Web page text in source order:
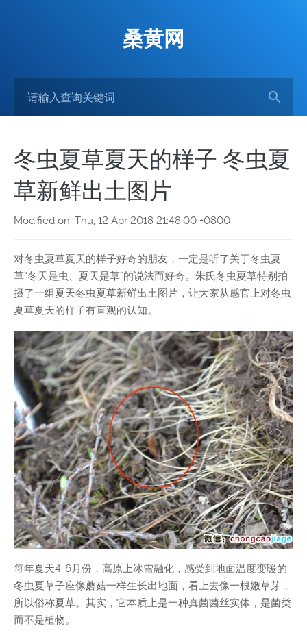
桑黄网
冬虫夏草夏天的样子 冬虫夏
草新鲜出土图片
Modified on: Thu, 12 Apr 2018 21:48:00 +0800
对冬虫夏草夏天的样子好奇的朋友，一定是听了关于冬虫夏
草“冬天是虫、夏天是草”的说法而好奇。朱氏冬虫夏草特别拍
摄了一组夏天冬虫夏草新鲜出土图片，让大家从感官上对冬虫
夏草夏天的样子有直观的认知。
每年夏天4-6月份，高原上冰雪融化，感受到地面温度变暖的
冬虫夏草子座像蘑菇一样生长出地面，看上去像一根嫩草芽，
所以俗称夏草。其实，它本质上是一种真菌菌丝实体，是菌类
而不是植物。